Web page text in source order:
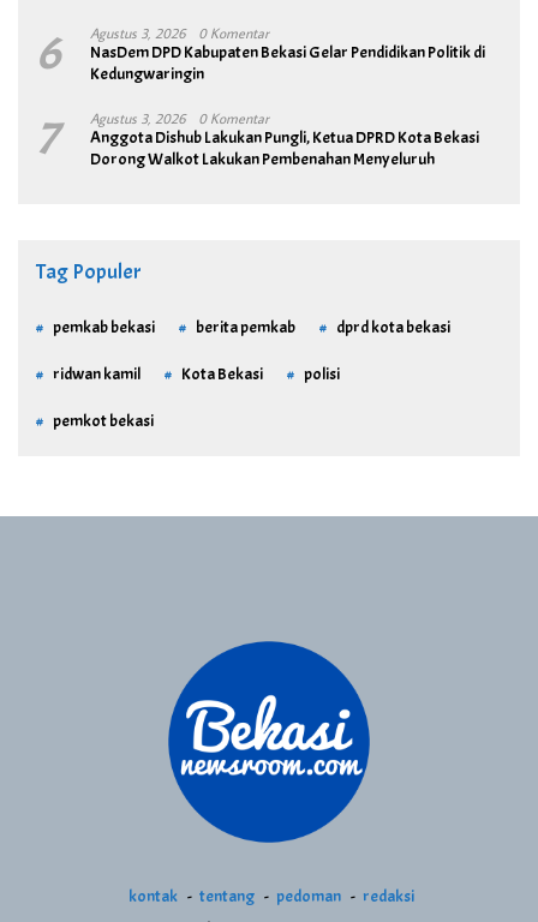
6 Agustus 3, 2026 0 Komentar
NasDem DPD Kabupaten Bekasi Gelar Pendidikan Politik di
Kedungwaringin
7 Agustus 3, 2026 0 Komentar
Anggota Dishub Lakukan Pungli, Ketua DPRD Kota Bekasi
Dorong Walkot Lakukan Pembenahan Menyeluruh
Tag Populer
pemkab bekasi berita pemkab dprd kota bekasi
ridwan kamil Kota Bekasi polisi
pemkot bekasi
kontak tentang pedoman
redaksi